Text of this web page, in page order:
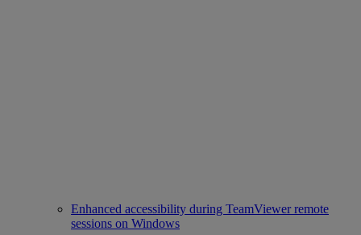
Enhanced accessibility during TeamViewer remote
sessions on Windows